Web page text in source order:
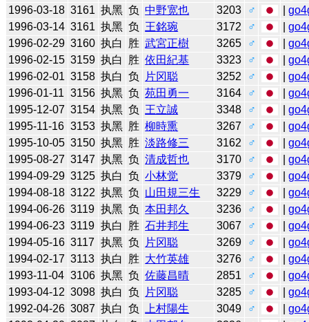
1996-03-18 3161 执黑 负 中野宽也 3203 ♂ |
1996-03-14 3161 执黑 负 王銘琬 3172 ♂ |
1996-02-29 3160 执白 胜 武宮正樹 3265 ♂ |
1996-02-15 3159 执白 胜 依田紀基 3323 ♂ |
1996-02-01 3158 执白 负 片冈聪 3252 ♂ |
1996-01-11 3156 执黑 负 苑田勇一 3164 ♂ |
1995-12-07 3154 执黑 负 王立誠 3348 ♂ |
1995-11-16 3153 执黑 胜 柳時熏 3267 ♂ |
1995-10-05 3150 执黑 胜 淡路修三 3162 ♂ |
1995-08-27 3147 执黑 负 清成哲也 3170 ♂ |
1994-09-29 3125 执白 负 小林觉 3379 ♂ |
1994-08-18 3122 执黑 负 山田規三生 3229 ♂ |
1994-06-26 3119 执黑 负 本田邦久 3236 ♂ |
1994-06-23 3119 执白 胜 石井邦生 3067 ♂ |
1994-05-16 3117 执黑 负 片冈聪 3269 ♂ |
1994-02-17 3113 执白 胜 大竹英雄 3276 ♂ |
1993-11-04 3106 执黑 负 佐藤昌晴 2851 ♂ |
1993-04-12 3098 执白 负 片冈聪 3285 ♂ |
1992-04-26 3087 执白 负 上村陽生 3049 ♂ |